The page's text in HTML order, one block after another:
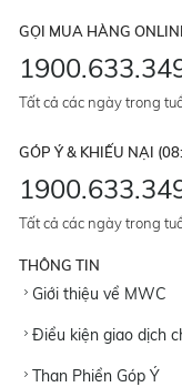
GỌI MUA HÀNG
Tất cả các ngày trong
GÓP Ý & KHIẾU NẠI
Tất cả các ngày trong
THÔNG TIN
Giới thiệu về MWC
Điều kiện giao dịch
Than Phiền Góp Ý